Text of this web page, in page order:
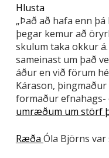
Hlusta
„Það að hafa enn
þegar kemur að
skulum taka okkur
sameinast um það
áður en við förum
Kárason,
formaður efnahags-
umræðum um störf
Ræða Óla Björns var